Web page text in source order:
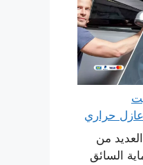
من
السائق